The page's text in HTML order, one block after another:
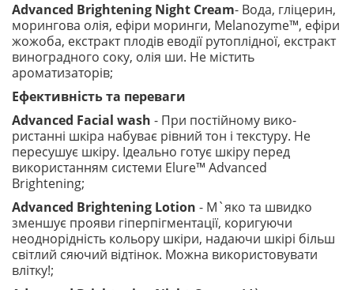
Advanced Brightening Night Cream- Вода, гліцерин,
морингова олія, ефіри моринги, Melanozyme™, ефіри
жожоба, екстракт плодів еводії рутоплідної, екстракт
виноградного соку, олія ши. Не містить
ароматизаторів;
Ефективність та переваги
Advanced Facial wash - При постійному вико-
ристанні шкіра набуває рівний тон і текстуру. Не
пересушує шкіру. Ідеально готує шкіру перед
використанням системи Elure™ Advanced
Brightening;
Advanced Brightening Lotion - М`яко та швидко
зменшує прояви гіперпігментації, коригуючи
неоднорідність кольору шкіри, надаючи шкірі більш
світлий сяючий відтінок. Можна використовувати
влітку!;